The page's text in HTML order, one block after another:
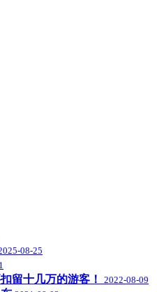
08-25
留十几万的游客！ 2022-08-09